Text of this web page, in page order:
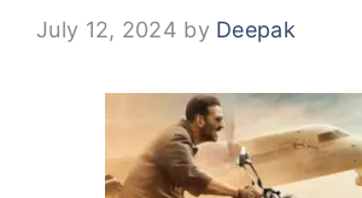
July 12, 2024 by Deepak